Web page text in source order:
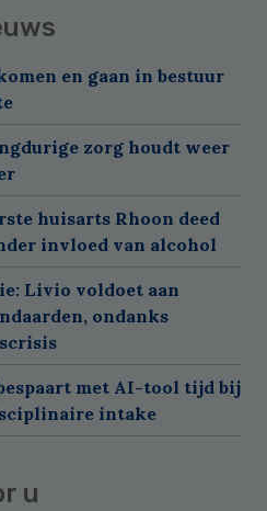
en gaan in bestuur
zorg houdt weer
huisarts Rhoon deed
invloed van alcohol
Livio voldoet aan
ondanks
met AI-tool tijd bij
intake
u